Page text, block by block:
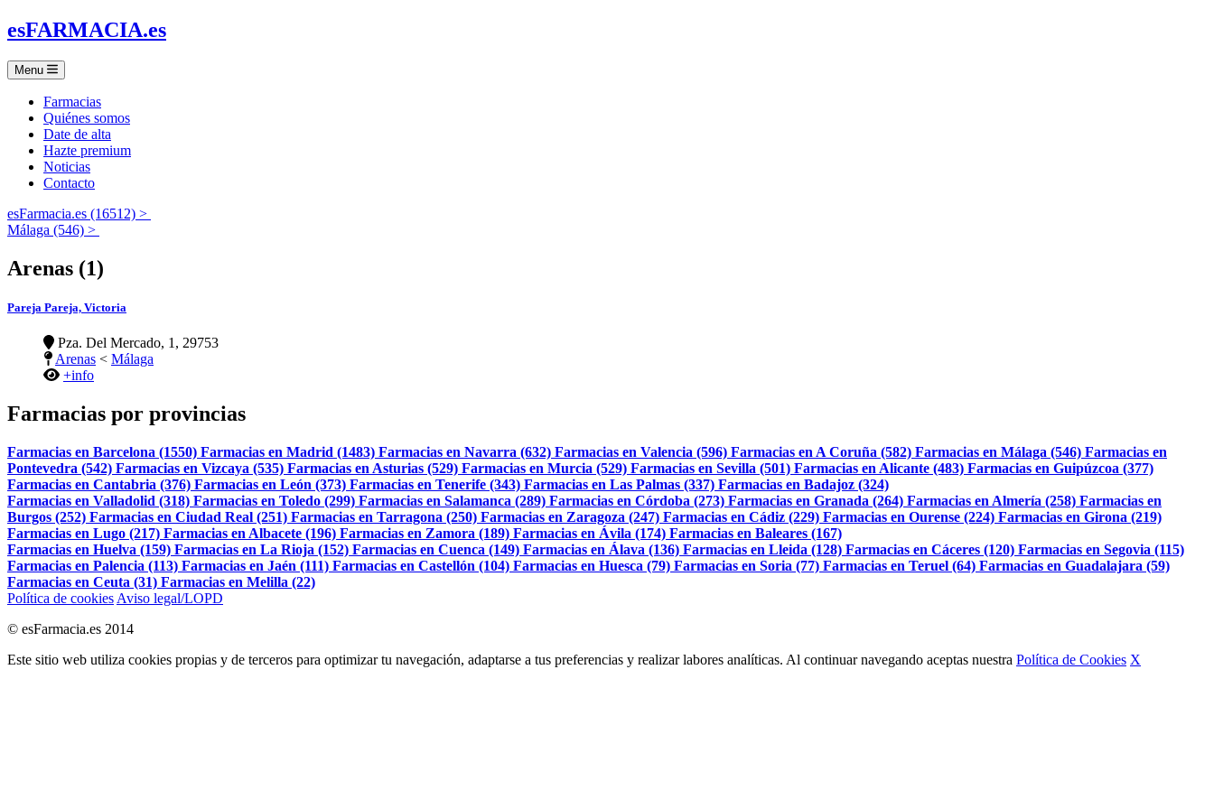
esFARMACIA.es
Menu
Farmacias
Quiénes somos
Date de alta
Hazte premium
Noticias
Contacto
esFarmacia.es (16512) >
Málaga (546) >
Arenas (1)
Pareja Pareja, Victoria
Pza. Del Mercado, 1, 29753
Arenas < Málaga
+info
Farmacias por provincias
Farmacias en Barcelona (1550) Farmacias en Madrid (1483) Farmacias en Navarra (632) Farmacias en Valencia (596) Farmacias en A Coruña (582) Farmacias en Málaga (546) Farmacias en
Pontevedra (542) Farmacias en Vizcaya (535) Farmacias en Asturias (529) Farmacias en Murcia (529) Farmacias en Sevilla (501) Farmacias en Alicante (483) Farmacias en Guipúzcoa (377)
Farmacias en Cantabria (376) Farmacias en León (373) Farmacias en Tenerife (343) Farmacias en Las Palmas (337) Farmacias en Badajoz (324)
Farmacias en Valladolid (318) Farmacias en Toledo (299) Farmacias en Salamanca (289) Farmacias en Córdoba (273) Farmacias en Granada (264) Farmacias en Almería (258) Farmacias en
Burgos (252) Farmacias en Ciudad Real (251) Farmacias en Tarragona (250) Farmacias en Zaragoza (247) Farmacias en Cádiz (229) Farmacias en Ourense (224) Farmacias en Girona (219)
Farmacias en Lugo (217) Farmacias en Albacete (196) Farmacias en Zamora (189) Farmacias en Ávila (174) Farmacias en Baleares (167)
Farmacias en Huelva (159) Farmacias en La Rioja (152) Farmacias en Cuenca (149) Farmacias en Álava (136) Farmacias en Lleida (128) Farmacias en Cáceres (120) Farmacias en Segovia (115)
Farmacias en Palencia (113) Farmacias en Jaén (111) Farmacias en Castellón (104) Farmacias en Huesca (79) Farmacias en Soria (77) Farmacias en Teruel (64) Farmacias en Guadalajara (59)
Farmacias en Ceuta (31) Farmacias en Melilla (22)
Política de cookies Aviso legal/LOPD
© esFarmacia.es 2014
Este sitio web utiliza cookies propias y de terceros para optimizar tu navegación, adaptarse a tus preferencias y realizar labores analíticas. Al continuar navegando aceptas nuestra Política de Cookies X